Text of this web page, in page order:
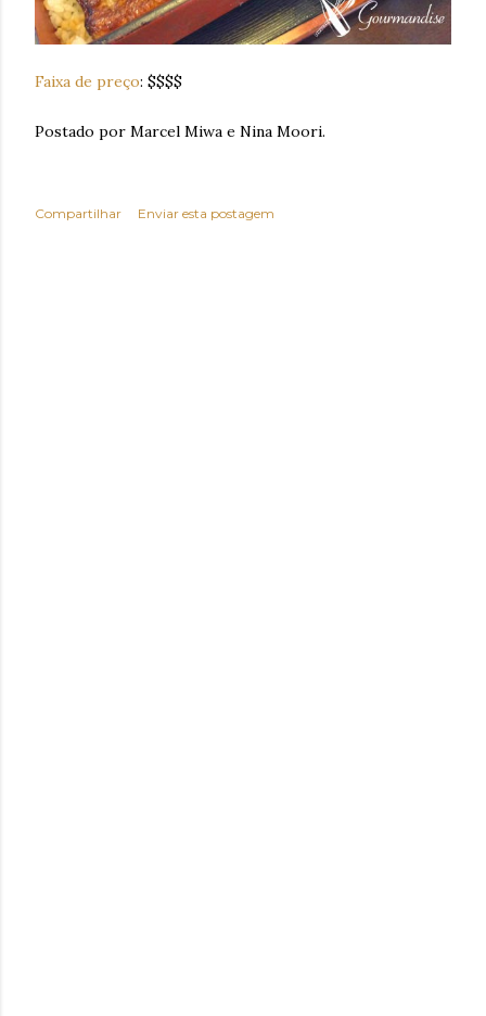
Faixa de preço: $$$$
Postado por Marcel Miwa e Nina Moori.
Compartilhar Enviar esta postagem